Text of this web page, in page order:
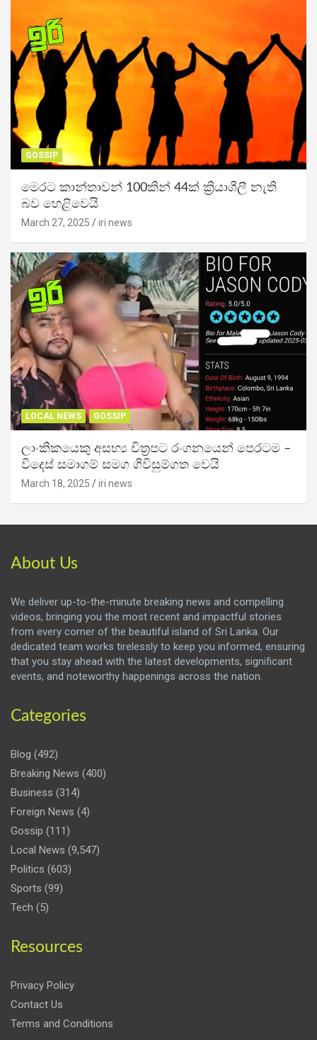
GOSSIP
මෙරට කාන්තාවන් 100කින් 44ක් ක්‍රියාශීලී නැති
බව හෙළිවෙයි
March 27, 2025 iri news
LOCAL NEWS GOSSIP
ලාංකිකයෙකු අසභ්‍ය චිත්‍රපට රංගනයෙන් පෙරටම –
විදෙස් සමාගම් සමග ගිවිසුම්ගත වෙයි
March 18, 2025 iri news
About Us
We deliver up-to-the-minute breaking news and compelling
videos, bringing you the most recent and impactful stories
from every corner of the beautiful island of Sri Lanka. Our
dedicated team works tirelessly to keep you informed, ensuring
that you stay ahead with the latest developments, significant
events, and noteworthy happenings across the nation.
Categories
Blog (492)
Breaking News (400)
Business (314)
Foreign News (4)
Gossip (111)
Local News (9,547)
Politics (603)
Sports (99)
Tech (5)
Resources
Privacy Policy
Contact Us
Terms and Conditions